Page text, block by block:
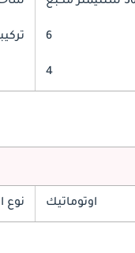
6
4
اوتوماتيك نوع